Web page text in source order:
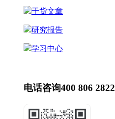
干货文章
研究报告
学习中心
电话咨询400 806 2822